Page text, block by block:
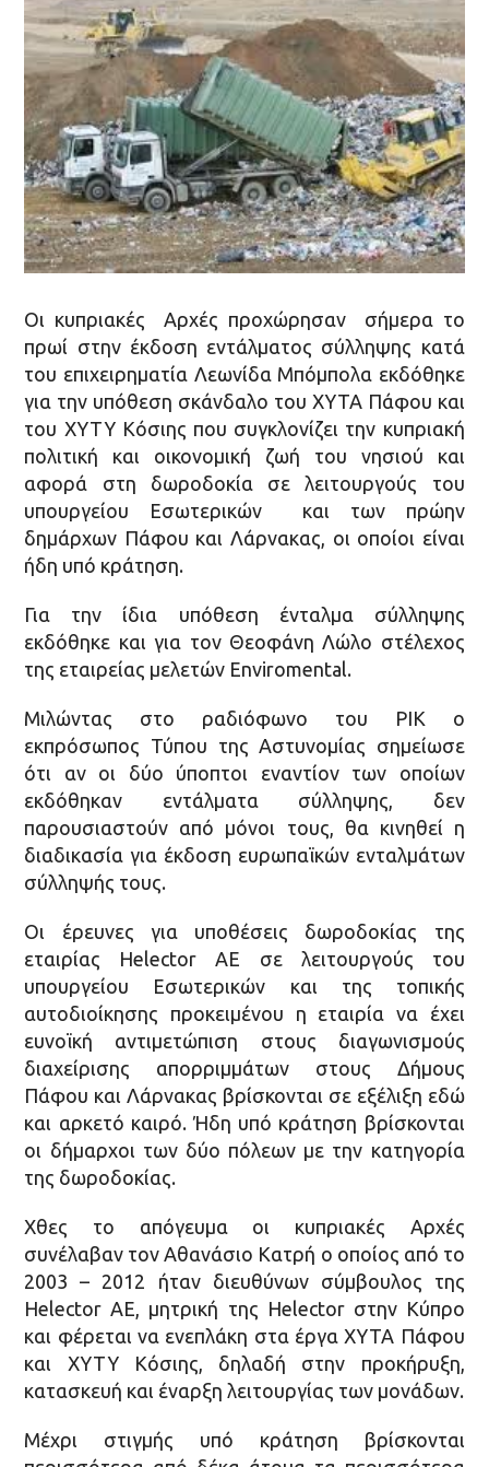
Οι κυπριακές Αρχές προχώρησαν σήμερα το
πρωί στην έκδοση εντάλματος σύλληψης κατά
του επιχειρηματία Λεωνίδα Μπόμπολα εκδόθηκε
για την υπόθεση σκάνδαλο του ΧΥΤΑ Πάφου και
του ΧΥΤΥ Κόσιης που συγκλονίζει την κυπριακή
πολιτική και οικονομική ζωή του νησιού και
αφορά στη δωροδοκία σε λειτουργούς του
υπουργείου Εσωτερικών και των πρώην
δημάρχων Πάφου και Λάρνακας, οι οποίοι είναι
ήδη υπό κράτηση.
Για την ίδια υπόθεση ένταλμα σύλληψης
εκδόθηκε και για τον Θεοφάνη Λώλο στέλεχος
της εταιρείας μελετών Enviromental.
Μιλώντας στο ραδιόφωνο του ΡΙΚ ο
εκπρόσωπος Τύπου της Αστυνομίας σημείωσε
ότι αν οι δύο ύποπτοι εναντίον των οποίων
εκδόθηκαν εντάλματα σύλληψης, δεν
παρουσιαστούν από μόνοι τους, θα κινηθεί η
διαδικασία για έκδοση ευρωπαϊκών ενταλμάτων
σύλληψής τους.
Οι έρευνες για υποθέσεις δωροδοκίας της
εταιρίας Helector ΑΕ σε λειτουργούς του
υπουργείου Εσωτερικών και της τοπικής
αυτοδιοίκησης προκειμένου η εταιρία να έχει
ευνοϊκή αντιμετώπιση στους διαγωνισμούς
διαχείρισης απορριμμάτων στους Δήμους
Πάφου και Λάρνακας βρίσκονται σε εξέλιξη εδώ
και αρκετό καιρό. Ήδη υπό κράτηση βρίσκονται
οι δήμαρχοι των δύο πόλεων με την κατηγορία
της δωροδοκίας.
Χθες το απόγευμα οι κυπριακές Αρχές
συνέλαβαν τον Αθανάσιο Κατρή ο οποίος από το
2003 – 2012 ήταν διευθύνων σύμβουλος της
Helector ΑΕ, μητρική της Helector στην Κύπρο
και φέρεται να ενεπλάκη στα έργα ΧΥΤΑ Πάφου
και ΧΥΤΥ Κόσιης, δηλαδή στην προκήρυξη,
κατασκευή και έναρξη λειτουργίας των μονάδων.
Μέχρι στιγμής υπό κράτηση βρίσκονται